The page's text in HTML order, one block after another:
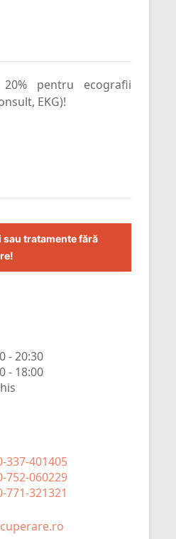
20% pentru ecografii
EKG)!
tratamente fără
- 20:30
- 18:00
337-401405
752-060229
771-321321